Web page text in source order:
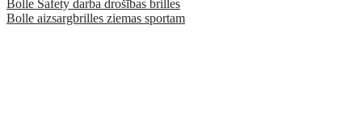
Bolle Safety darba drošības brilles
Bolle aizsargbrilles ziemas sportam